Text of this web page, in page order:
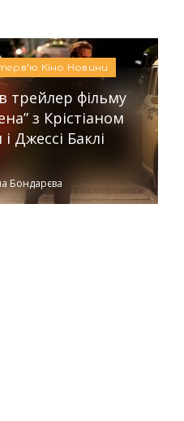
Кіно Новини
трейлер фільму
з Крістіаном
Джессі Баклі
Бондарєва